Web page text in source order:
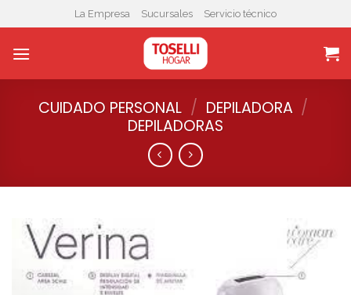
to
content
La Empresa Sucursales Servicio técnico
CUIDADO PERSONAL / DEPILADORA /
DEPILADORAS